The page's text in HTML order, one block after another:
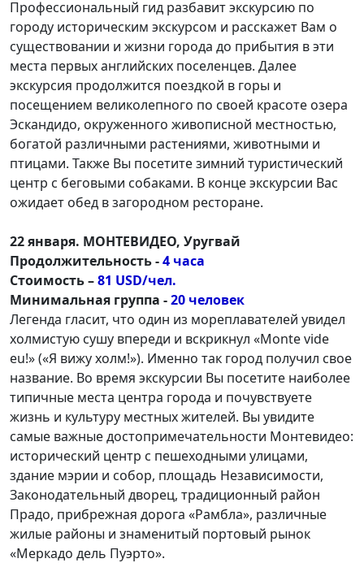
Профессиональный гид разбавит экскурсию по
городу историческим экскурсом и расскажет Вам о
существовании и жизни города до прибытия в эти
места первых английских поселенцев. Далее
экскурсия продолжится поездкой в горы и
посещением великолепного по своей красоте озера
Эскандидо, окруженного живописной местностью,
богатой различными растениями, животными и
птицами. Также Вы посетите зимний туристический
центр с беговыми собаками. В конце экскурсии Вас
ожидает обед в загородном ресторане.
22 января. МОНТЕВИДЕО, Уругвай
Продолжительность -4 часа
Стоимость –81 USD/чел.
Минимальная группа -20 человек
Легенда гласит, что один из мореплавателей увидел
холмистую сушу впереди и вскрикнул «Monte vide
eu!» («Я вижу холм!»). Именно так город получил свое
название. Во время экскурсии Вы посетите наиболее
типичные места центра города и почувствуете
жизнь и культуру местных жителей. Вы увидите
самые важные достопримечательности Монтевидео:
исторический центр с пешеходными улицами,
здание мэрии и собор, площадь Независимости,
Законодательный дворец, традиционный район
Прадо, прибрежная дорога «Рамбла», различные
жилые районы и знаменитый портовый рынок
«Меркадо дель Пуэрто».